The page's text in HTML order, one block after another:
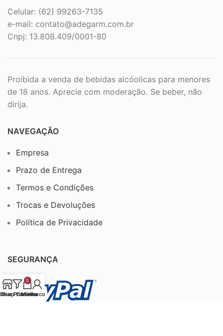
Celular: (62) 99263-7135
e-mail: contato@adegarm.com.br
Cnpj: 13.808.409/0001-80
Proibida a venda de bebidas alcóolicas para menores
de 18 anos. Aprecie com moderação. Se beber, não
dirija.
NAVEGAÇÃO
Empresa
Prazo de Entrega
Termos e Condições
Trocas e Devoluções
Política de Privacidade
SEGURANÇA
ShopProdutos
0
Carrinho
Minha conta